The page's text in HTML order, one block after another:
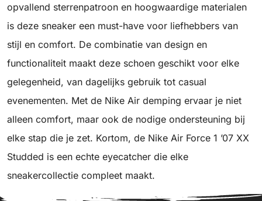
opvallend sterrenpatroon en hoogwaardige materialen
is deze sneaker een must-have voor liefhebbers van
stijl en comfort. De combinatie van design en
functionaliteit maakt deze schoen geschikt voor elke
gelegenheid, van dagelijks gebruik tot casual
evenementen. Met de Nike Air demping ervaar je niet
alleen comfort, maar ook de nodige ondersteuning bij
elke stap die je zet. Kortom, de Nike Air Force 1 ’07 XX
Studded is een echte eyecatcher die elke
sneakercollectie compleet maakt.